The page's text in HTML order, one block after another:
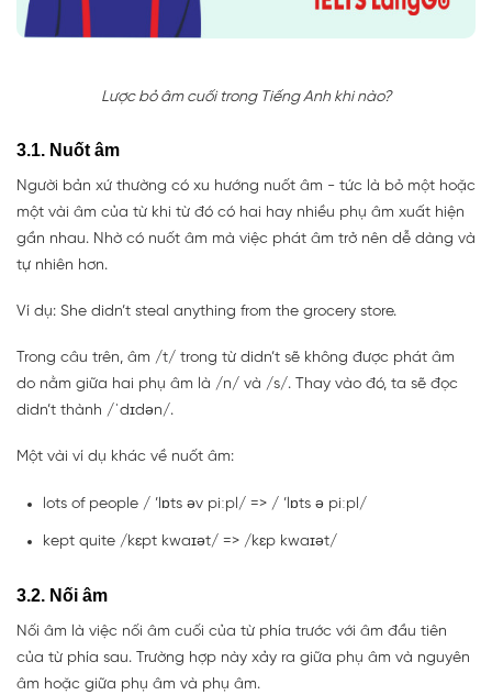
Lược bỏ âm cuối trong Tiếng Anh khi nào?
3.1. Nuốt âm
Người bản xứ thường có xu hướng nuốt âm - tức là bỏ một hoặc
một vài âm của từ khi từ đó có hai hay nhiều phụ âm xuất hiện
gần nhau. Nhờ có nuốt âm mà việc phát âm trở nên dễ dàng và
tự nhiên hơn.
Ví dụ: She didn’t steal anything from the grocery store.
Trong câu trên, âm /t/ trong từ didn’t sẽ không được phát âm
do nằm giữa hai phụ âm là /n/ và /s/. Thay vào đó, ta sẽ đọc
didn’t thành /ˈdɪdən/.
Một vài ví dụ khác về nuốt âm:
lots of people / ’lɒts əv piːpl/ => / ’lɒts ə piːpl/
kept quite /kɛpt kwaɪət/ => /kɛp kwaɪət/
3.2. Nối âm
Nối âm là việc nối âm cuối của từ phía trước với âm đầu tiên
của từ phía sau. Trường hợp này xảy ra giữa phụ âm và nguyên
âm hoặc giữa phụ âm và phụ âm.